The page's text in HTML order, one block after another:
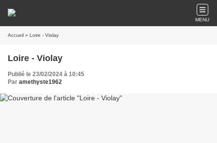
MENU
Accueil » Loire - Violay
Loire - Violay
Publié le 23/02/2024 à 10:45
Par amethyste1962